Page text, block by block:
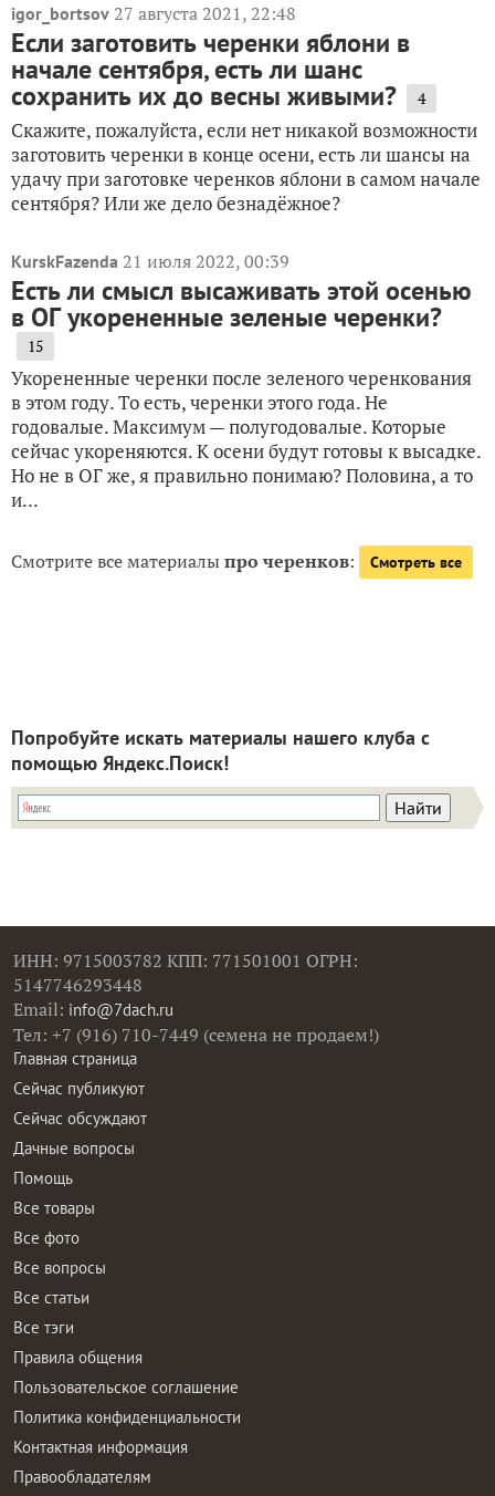
igor_bortsov 27 августа 2021, 22:48
Если заготовить черенки яблони в
начале сентября, есть ли шанс
сохранить их до весны живыми? 4
Скажите, пожалуйста, если нет никакой возможности
заготовить черенки в конце осени, есть ли шансы на
удачу при заготовке черенков яблони в самом начале
сентября? Или же дело безнадёжное?
KurskFazenda 21 июля 2022, 00:39
Есть ли смысл высаживать этой осенью
в ОГ укорененные зеленые черенки?
15
Укорененные черенки после зеленого черенкования
в этом году. То есть, черенки этого года. Не
годовалые. Максимум — полугодовалые. Которые
сейчас укореняются. К осени будут готовы к высадке.
Но не в ОГ же, я правильно понимаю? Половина, а то
и...
Смотрите все материалыпро черенков: Смотреть все
Попробуйте искать материалы нашего клуба с
помощью Яндекс.Поиск!
ИНН: 9715003782 КПП: 771501001 ОГРН:
5147746293448
Email: info@7dach.ru
Тел: +7 (916) 710-7449 (семена не продаем!)
Главная страница
Сейчас публикуют
Сейчас обсуждают
Дачные вопросы
Помощь
Все товары
Все фото
Все вопросы
Все статьи
Все тэги
Правила общения
Пользовательское соглашение
Политика конфиденциальности
Контактная информация
Правообладателям